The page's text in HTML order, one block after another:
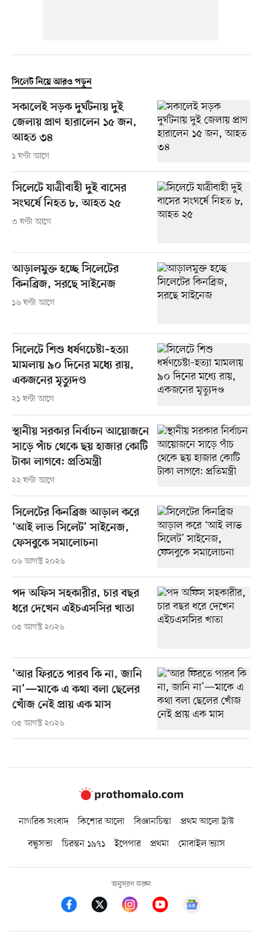
সিলেট নিয়ে আরও পড়ুন
সকালেই সড়ক দুর্ঘটনায় দুই
জেলায় প্রাণ হারালেন ১৫ জন,
আহত ৩৪
১ ঘণ্টা আগে
সিলেটে যাত্রীবাহী দুই বাসের
সংঘর্ষে নিহত ৮, আহত ২৫
৩ ঘণ্টা আগে
আড়ালমুক্ত হচ্ছে সিলেটের
কিনব্রিজ, সরছে সাইনেজ
১৬ ঘণ্টা আগে
সিলেটে শিশু ধর্ষণচেষ্টা–হত্যা
মামলায় ৯০ দিনের মধ্যে রায়,
একজনের মৃত্যুদণ্ড
২১ ঘণ্টা আগে
স্থানীয় সরকার নির্বাচন আয়োজনে
সাড়ে পাঁচ থেকে ছয় হাজার কোটি
টাকা লাগবে: প্রতিমন্ত্রী
২২ ঘণ্টা আগে
সিলেটের কিনব্রিজ আড়াল করে
‘আই লাভ সিলেট’ সাইনেজ,
ফেসবুকে সমালোচনা
০৬ আগস্ট ২০২৬
পদ অফিস সহকারীর, চার বছর
ধরে দেখেন এইচএসসির খাতা
০৫ আগস্ট ২০২৬
‘আর ফিরতে পারব কি না, জানি
না’—মাকে এ কথা বলা ছেলের
খোঁজ নেই প্রায় এক মাস
০৫ আগস্ট ২০২৬
নাগরিক সংবাদ কিশোর আলো বিজ্ঞানচিন্তা
প্রথম আলো ট্রাস্ট
বন্ধুসভা
চিরন্তন ১৯৭১ ইপেপার প্রথমা মোবাইল ভ্যাস
অনুসরণ করুন